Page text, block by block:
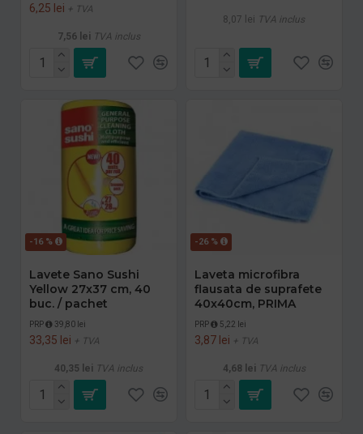
6,25 lei + TVA
7,56 lei TVA inclus
8,07 lei TVA inclus
-16 %
Lavete Sano Sushi
Yellow 27x37 cm, 40
buc. / pachet
PRP 39,80 lei
33,35 lei + TVA
40,35 lei TVA inclus
-26 %
Laveta microfibra
flausata de suprafete
40x40cm, PRIMA
PRP 5,22 lei
3,87 lei + TVA
4,68 lei TVA inclus